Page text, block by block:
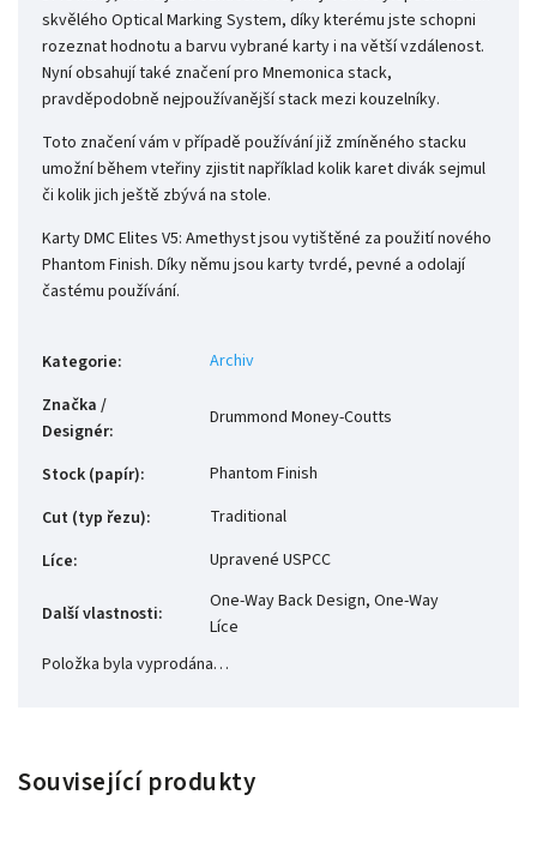
skvělého Optical Marking System, díky kterému jste schopni
rozeznat hodnotu a barvu vybrané karty i na větší vzdálenost.
Nyní obsahují také značení pro Mnemonica stack,
pravděpodobně nejpoužívanější stack mezi kouzelníky.
Toto značení vám v případě používání již zmíněného stacku
umožní během vteřiny zjistit například kolik karet divák sejmul
či kolik jich ještě zbývá na stole.
Karty DMC Elites V5: Amethyst jsou vytištěné za použití nového
Phantom Finish. Díky němu jsou karty tvrdé, pevné a odolají
častému používání.
Kategorie:
Archiv
Značka /
Designér:
Drummond Money-Coutts
Stock (papír):
Phantom Finish
Cut (typ řezu):
Traditional
Líce: Upravené USPCC
Další vlastnosti:
One-Way Back Design, One-Way
Líce
Položka byla vyprodána…
Související produkty